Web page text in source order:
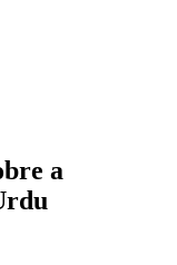
a